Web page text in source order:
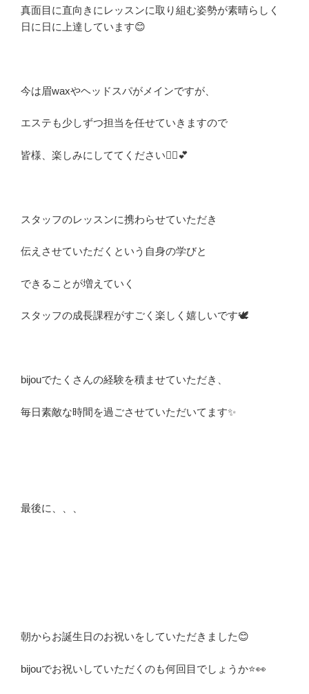
真面目に直向きに レッスンに取り組む姿勢が素晴らしく
日に日に上達しています😊
今は眉waxやヘッドスパがメインですが、
エステも少しずつ担当を任せていきますので
皆様、楽しみにしててください💆‍♀️💕
スタッフのレッスンに携わらせていただき
伝えさせていただくという自身の学びと
できることが増えていく
スタッフの成長課程がすごく楽しく嬉しいです🕊️
bijouでたくさんの経験を積ませていただき、
毎日素敵な時間を過ごさせていただいてます✨
最後に、、、
朝からお誕生日のお祝いをしていただきました😊
bijouでお祝いしていただくのも何回目でしょうか⭐️👀